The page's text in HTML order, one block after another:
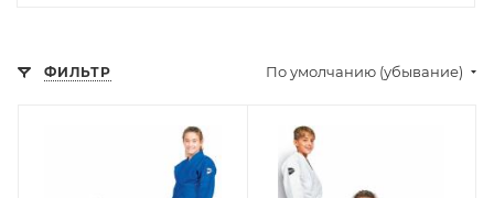
ФИЛЬТР По умолчанию (убывание)